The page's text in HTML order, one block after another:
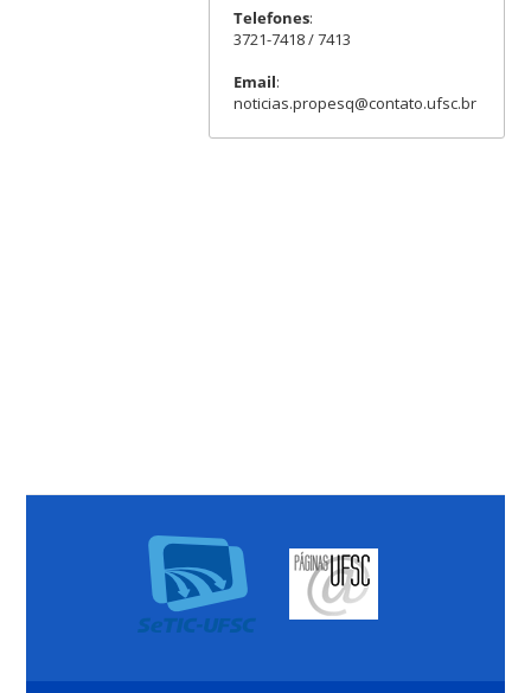
Telefones:
3721-7418 / 7413
Email:
noticias.propesq@contato.ufsc.br